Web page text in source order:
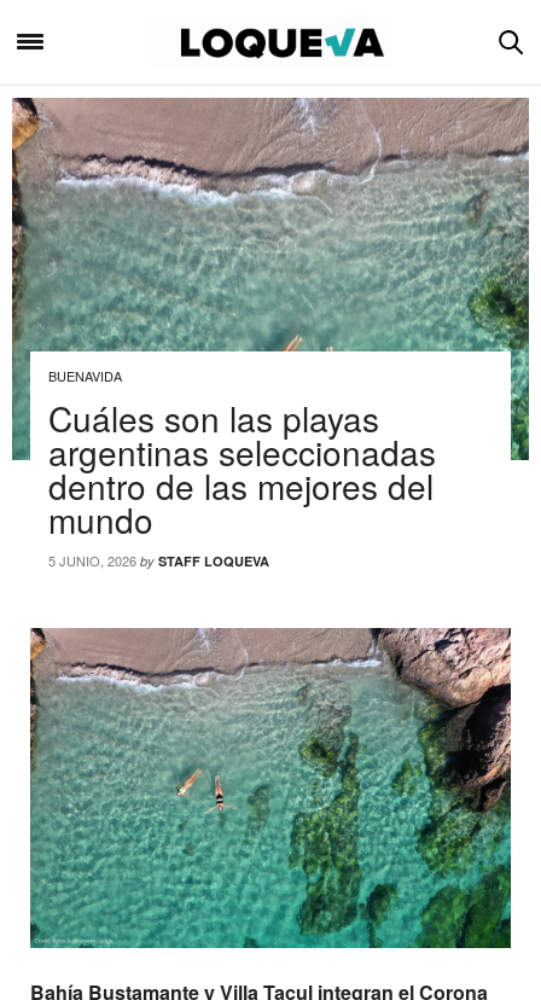
BUENAVIDA
Cuáles son las playas
argentinas seleccionadas
dentro de las mejores del
mundo
5 JUNIO, 2026 by STAFF LOQUEVA
Bahía Bustamante y Villa Tacul integran el Corona